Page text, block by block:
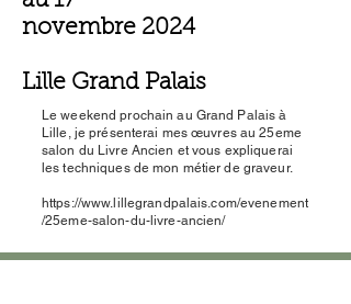
novembre 2024
Lille Grand Palais
Le weekend prochain au Grand Palais à
Lille, je présenterai mes œuvres au 25eme
salon du Livre Ancien et vous expliquerai
les techniques de mon métier de graveur.
https://www.lillegrandpalais.com/evenement
/25eme-salon-du-livre-ancien/